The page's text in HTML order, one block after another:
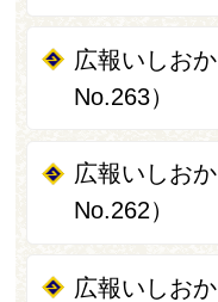
広報いしお
No.263）
広報いしお
No.262）
広報いしお